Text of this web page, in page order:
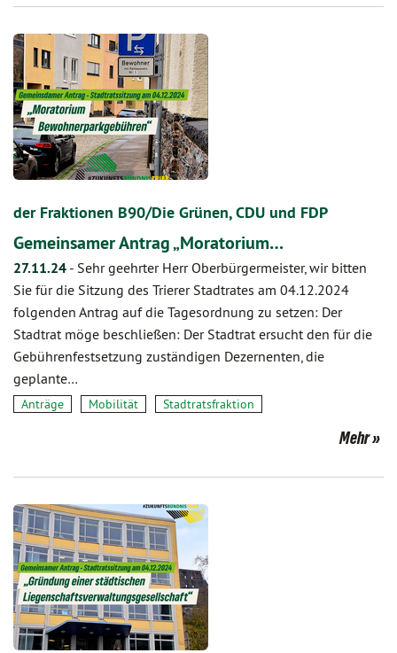
der Fraktionen B90/Die Grünen, CDU und FDP
Gemeinsamer Antrag „Moratorium…
27.11.24 - Sehr geehrter Herr Oberbürgermeister, wir bitten
Sie für die Sitzung des Trierer Stadtrates am 04.12.2024
folgenden Antrag auf die Tagesordnung zu setzen: Der
Stadtrat möge beschließen: Der Stadtrat ersucht den für die
Gebührenfestsetzung zuständigen Dezernenten, die
geplante…
Anträge Mobilität Stadtratsfraktion
Mehr